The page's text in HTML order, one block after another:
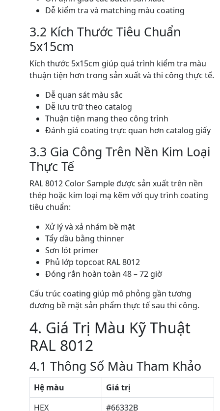
Dễ kiểm tra và matching màu coating
3.2 Kích Thước Tiêu Chuẩn
5x15cm
Kích thước 5x15cm giúp quá trình kiểm tra màu
thuận tiện hơn trong sản xuất và thi công thực tế.
Dễ quan sát màu sắc
Dễ lưu trữ theo catalog
Thuận tiện mang theo công trình
Đánh giá coating trực quan hơn catalog giấy
3.3 Gia Công Trên Nền Kim Loại
Thực Tế
RAL 8012 Color Sample được sản xuất trên nền
thép hoặc kim loại mạ kẽm với quy trình coating
tiêu chuẩn:
Xử lý và xả nhám bề mặt
Tẩy dầu bằng thinner
Sơn lót primer
Phủ lớp topcoat RAL 8012
Đóng rắn hoàn toàn 48 – 72 giờ
Cấu trúc coating giúp mô phỏng gần tương
đương bề mặt sản phẩm thực tế sau thi công.
4. Giá Trị Màu Kỹ Thuật
RAL 8012
4.1 Thông Số Màu Tham Khảo
Hệ màu
Giá trị
HEX
#66332B